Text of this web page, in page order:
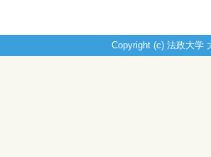
Copyright (c) 法政大学